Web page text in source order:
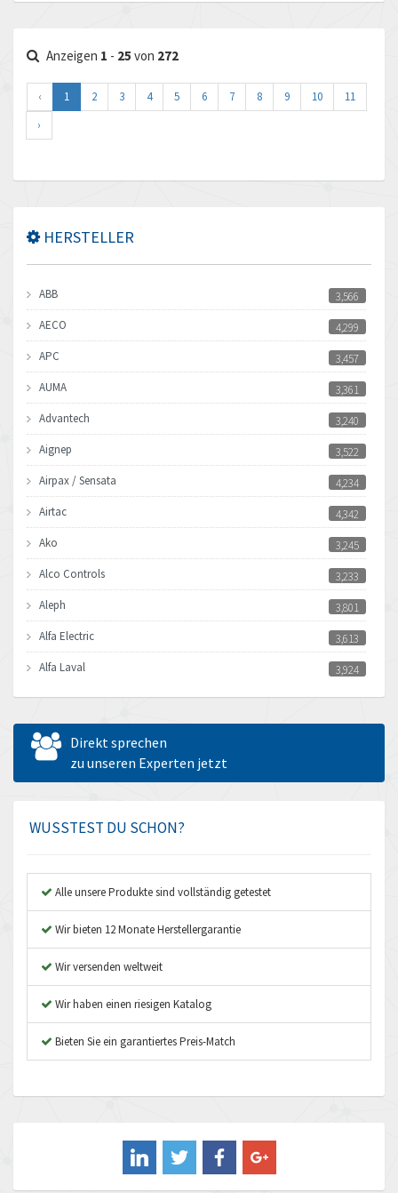
Anzeigen 1 - 25 von 272
‹ 1 2 3 4 5 6 7 8 9 10
11
›
HERSTELLER
ABB
3,566
AECO
4,299
APC
3,457
AUMA
3,361
Advantech
3,240
Aignep
3,522
Airpax / Sensata
4,234
Airtac
4,342
Ako
3,245
Alco Controls
3,233
Aleph
3,801
Alfa Electric
3,613
Alfa Laval
3,924
Allen Bradley
4,385
Allen West
Amperite
Amplicon Liveline
Apex Dynamics
Asco Numatics
Atos
3,985
Aventics
B&R
Direkt sprechen
zu unseren Experten jetzt
WUSSTEST DU SCHON?
Alle unsere Produkte sind vollständig getestet
Wir bieten 12 Monate Herstellergarantie
Wir versenden weltweit
Wir haben einen riesigen Katalog
Bieten Sie ein garantiertes Preis-Match